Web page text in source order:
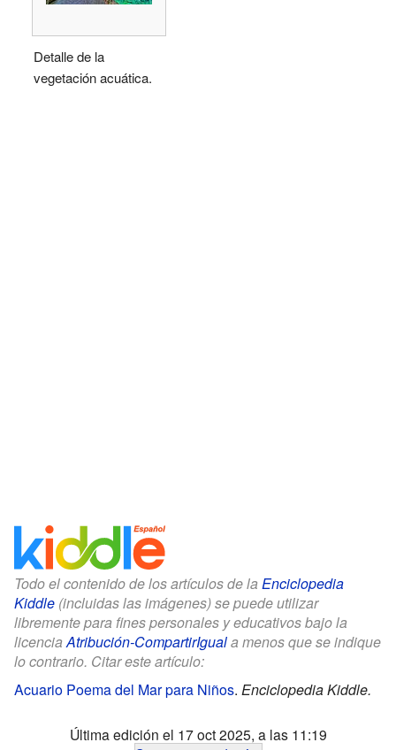
Detalle de la
vegetación acuática.
Todo el contenido de los artículos de la Enciclopedia
Kiddle (incluidas las imágenes) se puede utilizar
libremente para fines personales y educativos bajo la
licenciaAtribución-CompartirIguala menos que se indique
lo contrario. Citar este artículo:
Acuario Poema del Mar para Niños. Enciclopedia Kiddle.
Última edición el 17 oct 2025, a las 11:19